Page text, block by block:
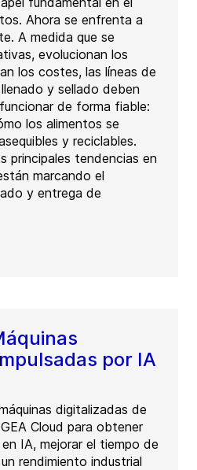
Ahora se enfrenta a
A medida que se
evolucionan los
los costes, las líneas de
y sellado deben
de forma fiable:
los alimentos se
y reciclables.
principales tendencias en
marcando el
y entrega de
por IA
digitalizadas de
Cloud para obtener
IA, mejorar el tiempo de
rendimiento industrial